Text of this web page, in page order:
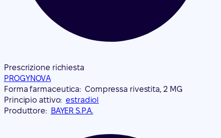
Prescrizione richiesta
PROGYNOVA
Forma farmaceutica: Compressa rivestita, 2 MG
Principio attivo: estradiol
Produttore: BAYER S.P.A.